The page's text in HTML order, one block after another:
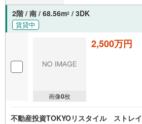
2階 / 南 / 68.56m2 / 3DK
賃貸中
画像0枚
2,500万円
不動産投資TOKYOリスタイル ストレ